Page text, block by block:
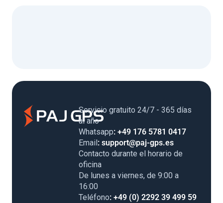
Servicio gratuito 24/7 - 365 días
al año
Whatsapp: +49 176 5781 0417
Email : support@paj-gps.es
Contacto durante el horario de
oficina
De lunes a viernes, de 9:00 a
16:00
Teléfono: +49 (0) 2292 39 499 59